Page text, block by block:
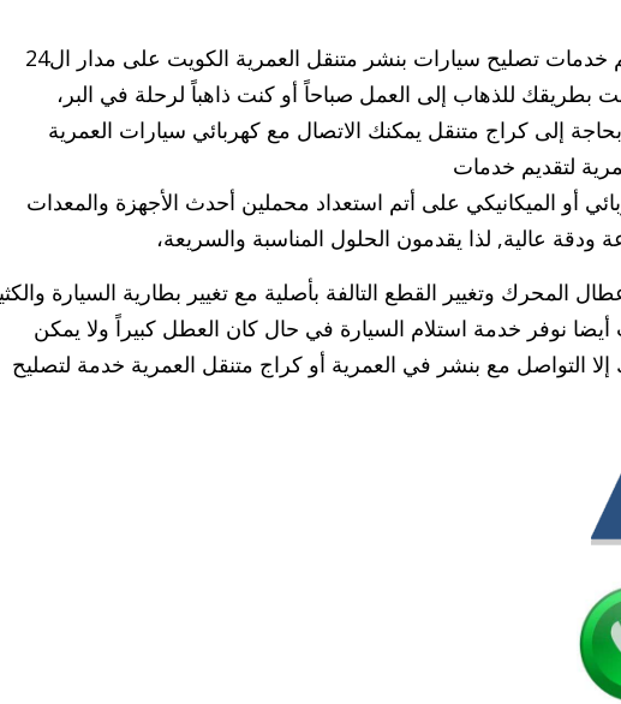
بنشر العمرية من أفضل مراكز تقديم خدمات تصليح سيارات بنشر متنقل العمرية الكويت على مدار ال24
بطريقك للذهاب إلى العمل صباحاً أو كنت ذاهباً لرحلة في البر،
إلى كراج متنقل يمكنك الاتصال مع كهربائي سيارات العمرية
لتقديم خدمات
أو الميكانيكي على أتم استعداد محملين أحدث الأجهزة والمعدات
عالية, لذا يقدمون الحلول المناسبة والسريعة،
المحرك وتغيير القطع التالفة بأصلية مع تغيير بطارية السيارة
نوفر خدمة استلام السيارة في حال كان العطل كبيراً ولا يمكن
التواصل مع بنشر في العمرية أو كراج متنقل العمرية خدمة لتصليح